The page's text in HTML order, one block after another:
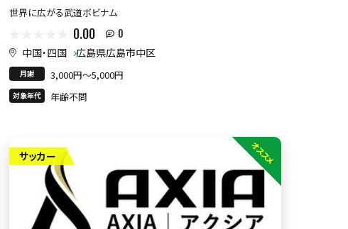
世界に広がる武道ボビナム
0.00 0
中国・四国 広島県広島市中区
月謝 3,000円〜5,000円
対象年代 年齢不問
サッカー オススメ